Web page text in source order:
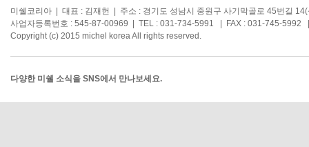
미쉘코리아 | 대표 : 김재헌 | 주소 : 경기도 성남시 중원구 사기막골로 45번길
사업자등록번호 : 545-87-00969 | TEL : 031-734-5991 | FAX : 031-745-5992
Copyright (c) 2015 michel korea All rights reserved.
다양한 미쉘 소식을 SNS에서 만나보세요.